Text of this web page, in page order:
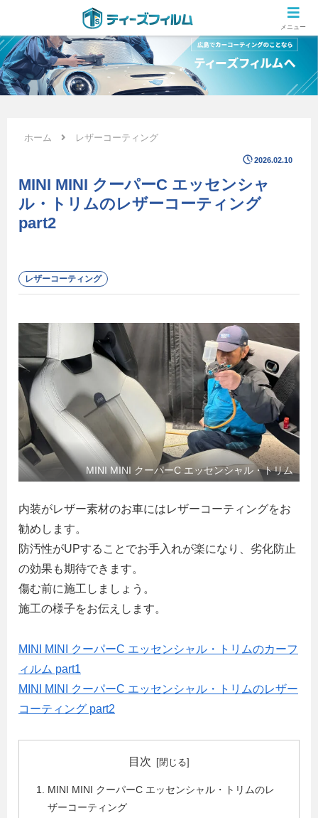
広島のカーコーティング専門店 ティーズフィルムの施工ブログ
ホーム レザーコーティング
2026.02.10
MINI MINI クーパーC エッセンシャ
ル・トリムのレザーコーティング
part2
レザーコーティング
MINI MINI クーパーC エッセンシャル・トリム
内装がレザー素材のお車にはレザーコーティングをお
勧めします。
防汚性がUPすることでお手入れが楽になり、劣化防止
の効果も期待できます。
傷む前に施工しましょう。
施工の様子をお伝えします。
MINI MINI クーパーC エッセンシャル・トリムのカーフ
ィルム part1
MINI MINI クーパーC エッセンシャル・トリムのレザー
コーティング part2
目次
MINI MINI クーパーC エッセンシャル・トリムのレ
ザーコーティング
メニュー